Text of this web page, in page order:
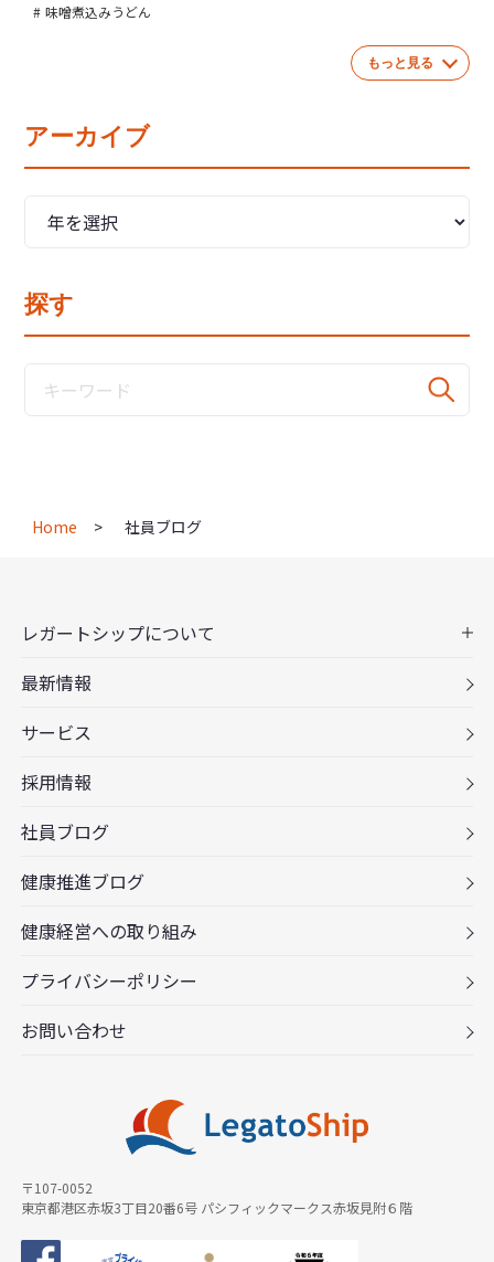
味噌煮込みうどん
もっと見る
アーカイブ
探す
Home 社員ブログ
〒107-0052
東京都港区赤坂3丁目20番6号 パシフィックマークス赤坂見附６階
レガートシップについて
最新情報
サービス
採用情報
社員ブログ
健康推進ブログ
健康経営への取り組み
プライバシーポリシー
お問い合わせ